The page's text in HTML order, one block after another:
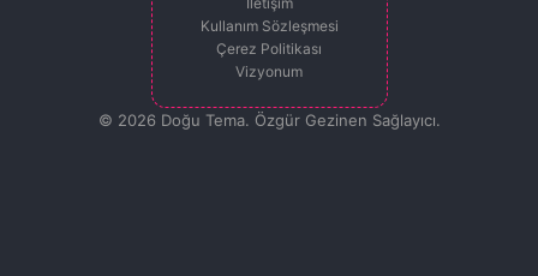
Kullanım Sözleşmesi
Çerez Politikası
Vizyonum
© 2026 Doğu Tema. Özgür Gezinen Sağlayıcı.